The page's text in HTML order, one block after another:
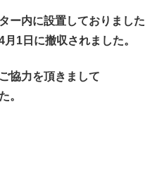
ー内に設置しておりました
月1日に撤収されました。
協力を頂きまして
。